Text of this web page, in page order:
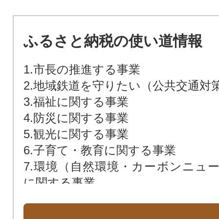
ふるさと納税の使い道情報
1.市長の推進する事業
2.地域鉄道を守りたい（公共交通対
3.福祉に関する事業
4.防災に関する事業
5.観光に関する事業
6.子育て・教育に関する事業
7.環境（自然環境・カーボンニュ
に関する事業